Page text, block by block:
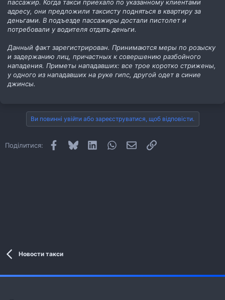
пассажир. Когда такси приехало по указанному клиентами
адресу, они предложили таксисту подняться в квартиру за
деньгами. В подъезде пассажиры достали пистолет и
потребовали у водителя отдать деньги.
Данный факт зарегистрирован. Принимаются меры по розыску
и задержанию лиц, причастных к совершению разбойного
нападения. Приметы нападавших: все трое коротко стрижены,
у одного из нападавших на руке гипс, другой одет в синие
джинсы.
Ви повинні увійти або зареєструватися, щоб відповісти.
Поділитися: Facebook
Bluesky LinkedInWhatsApp
E-mailПосилання
Новости такси